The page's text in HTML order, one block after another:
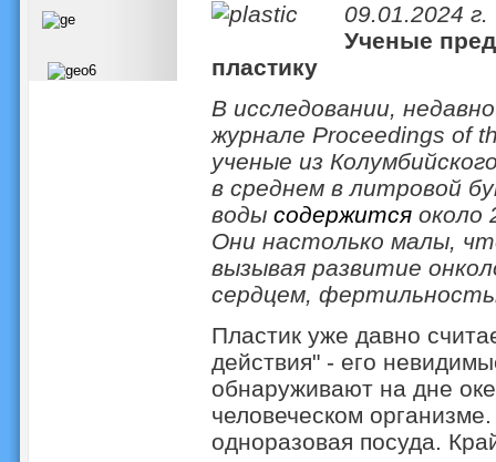
09.01.2024 г.
Ученые
пластику
В исследовании,
журнале Proceedings of
ученые из
в среднем в литровой
воды содержитсяоколо
Они настолько малы,
вызывая развитие
сердцем,
Пластик уже давно
действия" - его
обнаруживают на дне
человеческом
одноразовая посуда.